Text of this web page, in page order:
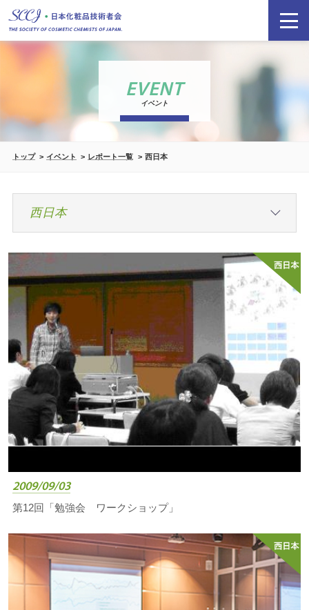
EVENT
イベント
トップ イベント レポート一覧 西日本
2009/09/03
第12回「勉強会 ワークショップ」